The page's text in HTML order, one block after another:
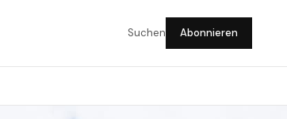
Suchen Abonnieren